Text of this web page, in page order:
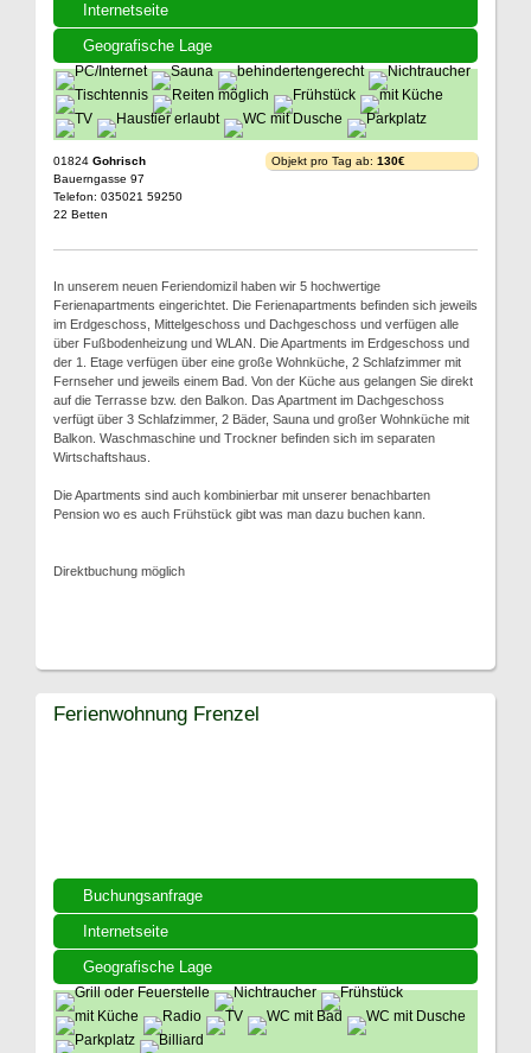
Internetseite
Geografische Lage
01824 Gohrisch
Bauerngasse 97
Telefon: 035021 59250
22 Betten
Objekt pro Tag ab: 130€
In unserem neuen Feriendomizil haben wir 5 hochwertige
Ferienapartments eingerichtet. Die Ferienapartments befinden sich jeweils
im Erdgeschoss, Mittelgeschoss und Dachgeschoss und verfügen alle
über Fußbodenheizung und WLAN. Die Apartments im Erdgeschoss und
der 1. Etage verfügen über eine große Wohnküche, 2 Schlafzimmer mit
Fernseher und jeweils einem Bad. Von der Küche aus gelangen Sie direkt
auf die Terrasse bzw. den Balkon. Das Apartment im Dachgeschoss
verfügt über 3 Schlafzimmer, 2 Bäder, Sauna und großer Wohnküche mit
Balkon. Waschmaschine und Trockner befinden sich im separaten
Wirtschaftshaus.
Die Apartments sind auch kombinierbar mit unserer benachbarten
Pension wo es auch Frühstück gibt was man dazu buchen kann.
Direktbuchung möglich
Buchungsanfrage
Internetseite
Geografische Lage
Ferienwohnung Frenzel